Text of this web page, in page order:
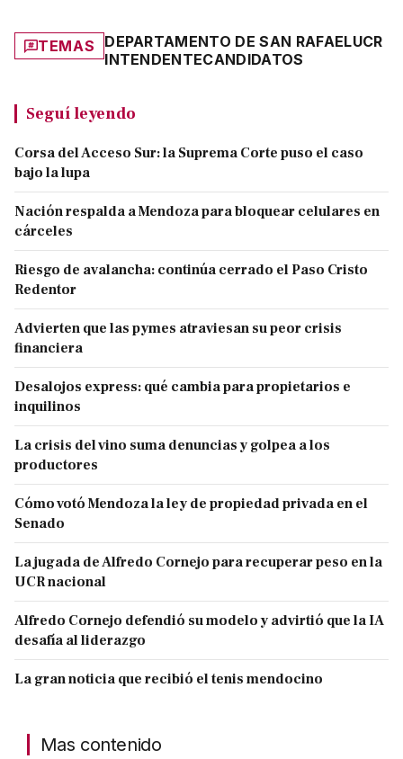
TEMAS DEPARTAMENTO DE SAN RAFAELUCR
INTENDENTECANDIDATOS
Seguí leyendo
Corsa del Acceso Sur: la Suprema Corte puso el caso
bajo la lupa
Nación respalda a Mendoza para bloquear celulares en
cárceles
Riesgo de avalancha: continúa cerrado el Paso Cristo
Redentor
Advierten que las pymes atraviesan su peor crisis
financiera
Desalojos express: qué cambia para propietarios e
inquilinos
La crisis del vino suma denuncias y golpea a los
productores
Cómo votó Mendoza la ley de propiedad privada en el
Senado
La jugada de Alfredo Cornejo para recuperar peso en la
UCR nacional
Alfredo Cornejo defendió su modelo y advirtió que la IA
desafía al liderazgo
La gran noticia que recibió el tenis mendocino
Mas contenido